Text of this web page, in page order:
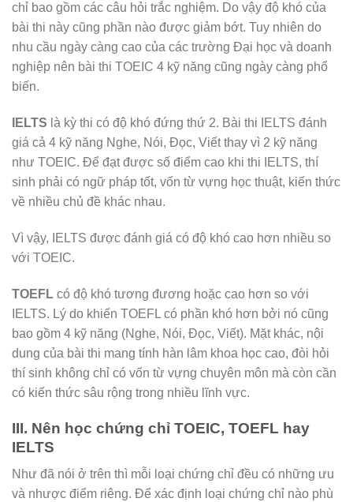
chỉ bao gồm các câu hỏi trắc nghiệm. Do vậy độ khó của
bài thi này cũng phần nào được giảm bớt. Tuy nhiên do
nhu cầu ngày càng cao của các trường Đại học và doanh
nghiệp nên bài thi TOEIC 4 kỹ năng cũng ngày càng phổ
biến.
IELTS là kỳ thi có độ khó đứng thứ 2. Bài thi IELTS đánh
giá cả 4 kỹ năng Nghe, Nói, Đọc, Viết thay vì 2 kỹ năng
như TOEIC. Để đạt được số điểm cao khi thi IELTS, thí
sinh phải có ngữ pháp tốt, vốn từ vựng học thuật, kiến thức
về nhiều chủ đề khác nhau.
Vì vậy, IELTS được đánh giá có độ khó cao hơn nhiều so
với TOEIC.
TOEFL có độ khó tương đương hoặc cao hơn so với
IELTS. Lý do khiến TOEFL có phần khó hơn bởi nó cũng
bao gồm 4 kỹ năng (Nghe, Nói, Đọc, Viết). Mặt khác, nội
dung của bài thi mang tính hàn lâm khoa học cao, đòi hỏi
thí sinh không chỉ có vốn từ vựng chuyên môn mà còn cần
có kiến thức sâu rộng trong nhiều lĩnh vực.
III. Nên học chứng chỉ TOEIC, TOEFL hay
IELTS
Như đã nói ở trên thì mỗi loại chứng chỉ đều có những ưu
và nhược điểm riêng. Để xác định loại chứng chỉ nào phù